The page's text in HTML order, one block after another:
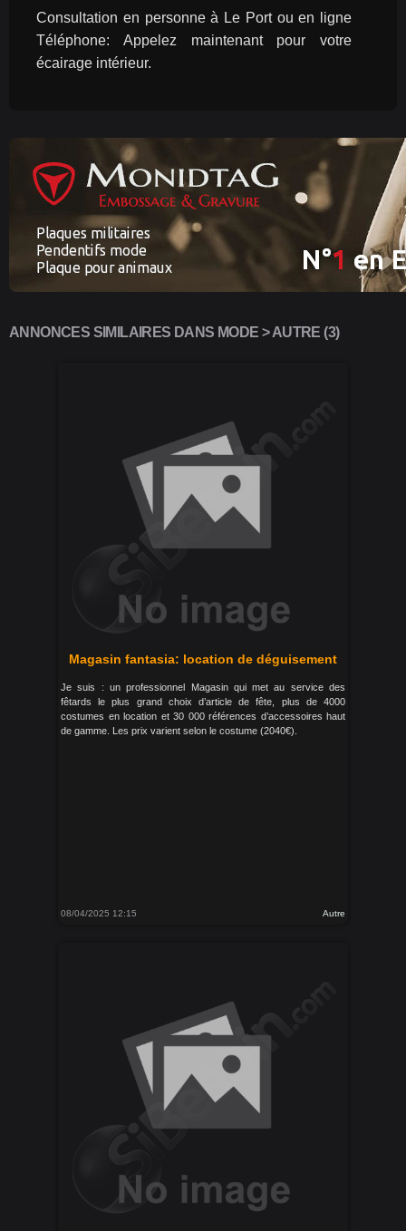
Consultation en personne à Le Port ou en ligne
Téléphone: Appelez maintenant pour votre
écairage intérieur.
ANNONCES SIMILAIRES DANS MODE > AUTRE (3)
Magasin fantasia: location de déguisement
Je suis : un professionnel Magasin qui met au service des
fêtards le plus grand choix d’article de fête, plus de 4000
costumes en location et 30 000 références d’accessoires haut
de gamme. Les prix varient selon le costume (2040€).
08/04/2025 12:15 Autre